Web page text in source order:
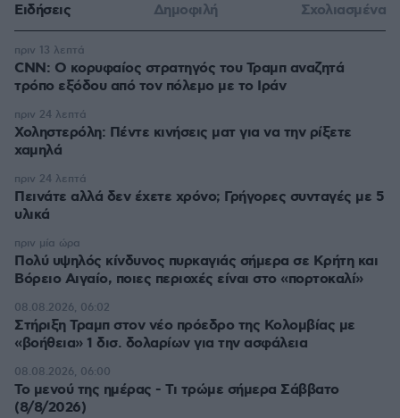
Ειδήσεις Δημοφιλή Σχολιασμένα
CNN: Ο κορυφαίος στρατηγός του Τραμπ αναζητά
τρόπο εξόδου από τον πόλεμο με το Ιράν
πριν 13 λεπτά
Χοληστερόλη: Πέντε κινήσεις ματ για να την ρίξετε
χαμηλά
πριν 24 λεπτά
Πεινάτε αλλά δεν έχετε χρόνο; Γρήγορες συνταγές με 5
υλικά
πριν 24 λεπτά
Πολύ υψηλός κίνδυνος πυρκαγιάς σήμερα σε Κρήτη και
Βόρειο Αιγαίο, ποιες περιοχές είναι στο «πορτοκαλί»
πριν μία ώρα
Στήριξη Τραμπ στον νέο πρόεδρο της Κολομβίας με
«βοήθεια» 1 δισ. δολαρίων για την ασφάλεια
08.08.2026, 06:02
Το μενού της ημέρας - Τι τρώμε σήμερα Σάββατο
(8/8/2026)
08.08.2026, 06:00